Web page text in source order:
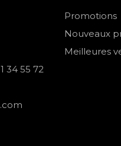
34 55 72
Promotions
Nouveaux
Meilleures